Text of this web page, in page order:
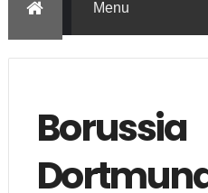
Borussia